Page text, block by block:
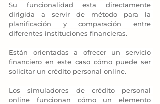
Su funcionalidad esta directamente
dirigida a servir de método para la
planificación y comparación entre
diferentes instituciones financieras.
Están orientadas a ofrecer un servicio
financiero en este caso cómo puede ser
solicitar un crédito personal online.
Los simuladores de crédito personal
online funcionan cómo un elemento